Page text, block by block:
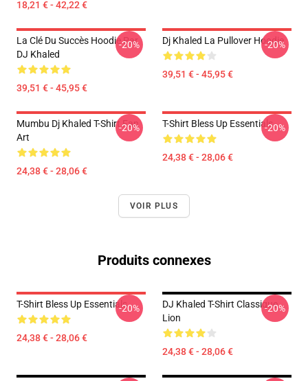
18,21 € - 42,22 €
La Clé Du Succès Hoodie Par
DJ Khaled
39,51 € - 45,95 €
-20% Dj Khaled La Pullover Hoodie
39,51 € - 45,95 €
-20%
Mumbu Dj Khaled T-Shirt Fan
Art
24,38 € - 28,06 €
-20% T-Shirt Bless Up Essentials
24,38 € - 28,06 €
-20%
VOIR PLUS
Produits connexes
T-Shirt Bless Up Essentials
24,38 € - 28,06 €
-20%
DJ Khaled T-Shirt Classique
Lion
24,38 € - 28,06 €
-20%